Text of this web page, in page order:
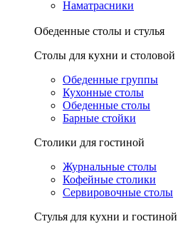
Наматрасники
Обеденные столы и стулья
Столы для кухни и столовой
Обеденные группы
Кухонные столы
Обеденные столы
Барные стойки
Столики для гостиной
Журнальные столы
Кофейные столики
Сервировочные столы
Стулья для кухни и гостиной